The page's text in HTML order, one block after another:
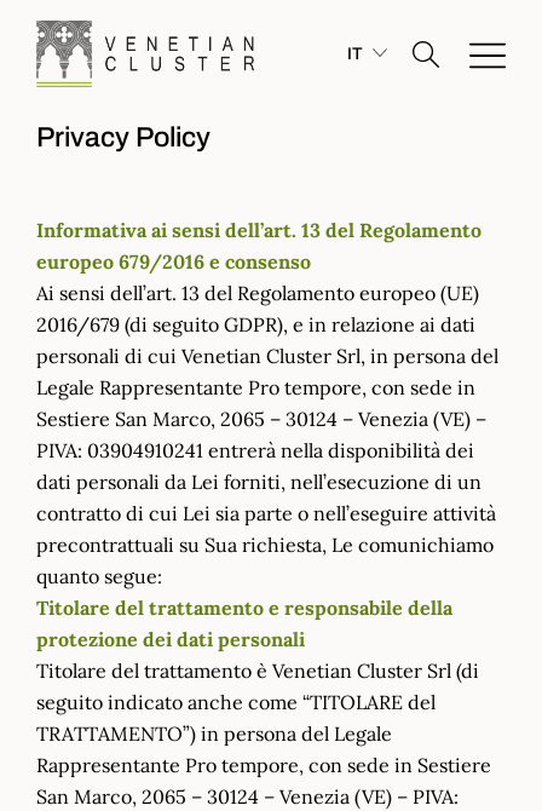
IT
Privacy Policy
Informativa ai sensi dell’art. 13 del Regolamento
europeo 679/2016 e consenso
Ai sensi dell’art. 13 del Regolamento europeo (UE)
2016/679 (di seguito GDPR), e in relazione ai dati
personali di cui Venetian Cluster Srl, in persona del
Legale Rappresentante Pro tempore, con sede in
Sestiere San Marco, 2065 – 30124 – Venezia (VE) –
PIVA: 03904910241 entrerà nella disponibilità dei
dati personali da Lei forniti, nell’esecuzione di un
contratto di cui Lei sia parte o nell’eseguire attività
precontrattuali su Sua richiesta, Le comunichiamo
quanto segue:
Titolare del trattamento e responsabile della
protezione dei dati personali
Titolare del trattamento è Venetian Cluster Srl (di
seguito indicato anche come “TITOLARE del
TRATTAMENTO”) in persona del Legale
Rappresentante Pro tempore, con sede in Sestiere
San Marco, 2065 – 30124 – Venezia (VE) – PIVA: